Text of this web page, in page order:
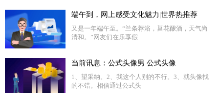
端午到，网上感受文化魅力|世界热推荐
又是一年端午至。“兰条荐浴，菖花酿酒，天气尚
清和。”网友们在乐享假
当前讯息：公式头像男 公式头像
1、望采纳。2、我这个人别的不行。3、就头像找
的不错。相信通过公式头